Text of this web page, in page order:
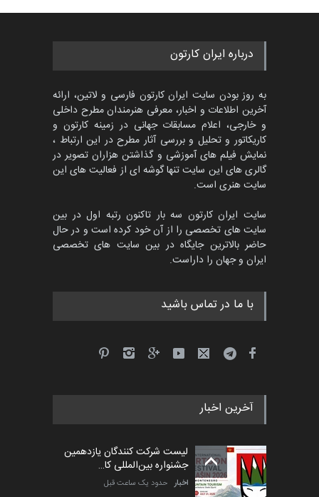
مسابقه بین‌المللی کارتون آیدین
دوغان، ترکیه،…
مسابقۀ بین‌المللی کارتون و
کاریکاتور «البغلی…
مهلت 3 ماه دیگر
پنجمین مسابقۀ بین‌المللی
کارتون CARTUNION ، …
مهلت
مهلت
مهلت 5 ماه دیگر
گالری حدود یک ماه قبل
درباره ایران کارتون
به روز بودن سایت ایران کارتون فارسی و لاتین، ارائه
آخرین اطلاعات و اخبار، معرفی هنرمندان مطرح داخلی
و خارجی، اعلام مسابقات جهانی در زمینه کارتون و
کاریکاتور و تحلیل و بررسی آثار مطرح در این ارتباط ،
نمایش فیلم های آموزشی و گذاشتن هزاران تصویر در
گالری های این سایت تنها گوشه ای از فعالیت های این
سایت هنری است.
سایت ایران کارتون سه بار تاکنون رتبه اول در بین
سایت های تخصصی را از آن خود کرده است و در حال
حاضر بالاترین جایگاه در بین سایت های تخصصی
ایران و جهان را داراست.
با ما در تماس باشید
آخرین اخبار
لیست شرکت کنندگان یازدهمین
جشنواره بین‌المللی کا…
اخبار حدود یک ساعت قبل